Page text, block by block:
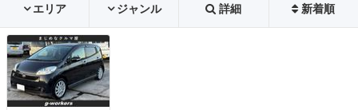
エリア ジャンル 詳細 新着順